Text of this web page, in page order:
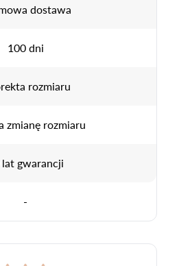
dostawa
100 dni
rozmiaru
zmianę rozmiaru
gwarancji
-